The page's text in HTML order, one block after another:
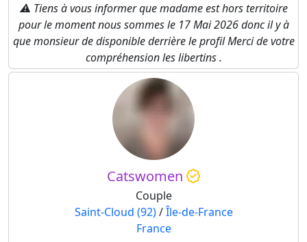
⚠️ Tiens à vous informer que madame est hors territoire
pour le moment nous sommes le 17 Mai 2026 donc il y à
que monsieur de disponible derrière le profil Merci de votre
compréhension les libertins .
Catswomen
Couple
Saint-Cloud (92)/Île-de-France
France